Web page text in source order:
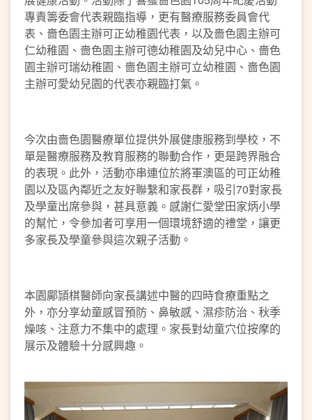
專責籌委會代表親臨指導，更有醫療服務委員會代
表、嗇色園主辦可正幼稚園代表，以及嗇色園主辦可
仁幼稚園、嗇色園主辦可德幼稚園及幼兒中心、嗇色
園主辦可瑞幼稚園、嗇色園主辦可立幼稚園、嗇色園
主辦可愛幼兒園的代表亦親臨打氣。
今次由嗇色園醫療單位提供外展健康服務到學校，不
單是醫療服務及教育服務的聯動合作，更是跨界融合
的表現。此外，活動亦串連位於將軍澳區的可正幼稚
園以及區內鄰近之友好聯繫和家長群，吸引70對家長
及學童出席參與，甚具意義。感謝仁愛堂田家炳小學
的幫忙，令參加者可享用一個環境舒適的禮堂，讓更
多家長及學童參與這次親子活動。
本園鄺頴棋醫師向家長講述中醫的四時食療重點之
外，亦分享幼童感冒預防、鼻敏感、濕疹防治、秋季
燥咳、注意力不集中的處理。家長對幼童穴位按摩的
展示及體驗十分感興趣。